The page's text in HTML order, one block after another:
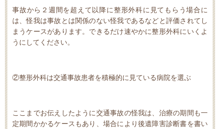
事故から２週間を超えて以降に整形外科に見てもらう場合に
は、怪我は事故とは関係のない怪我であるなどと評価されてし
まうケースがあります。できるだけ速やかに整形外科にいくよ
うにしてください。
②整形外科は交通事故患者を積極的に見ている病院を選ぶ
ここまでお伝えしたように交通事故の怪我は、治療の期間も一
定期間かかるケースもあり、場合により後遺障害診断書を書い